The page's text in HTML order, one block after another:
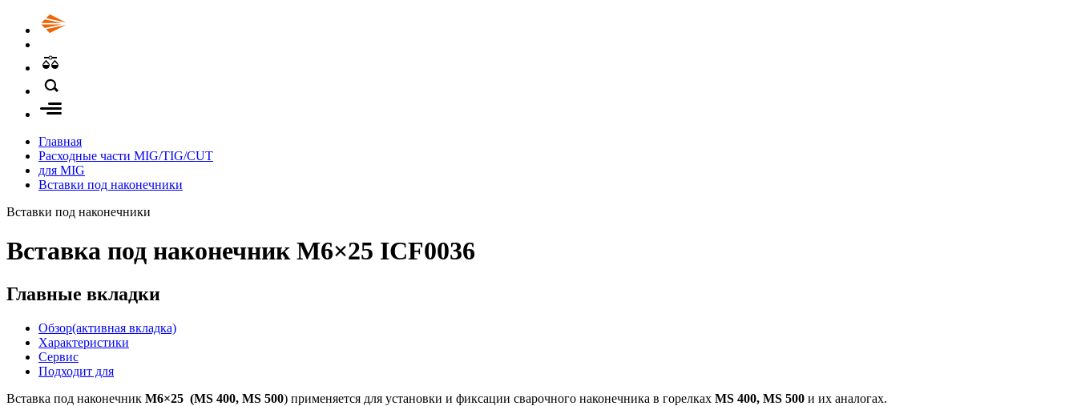
Главная
Расходные части MIG/TIG/CUT
для MIG
Вставки под наконечники
Вставки под наконечники
Вставка под наконечник M6×25 ICF0036
Главные вкладки
Обзор(активная вкладка)
Характеристики
Сервис
Подходит для
Вставка под наконечник M6×25 (MS 400, MS 500) применяется для установки и фиксации сварочного наконечника в горелках MS 400, MS 500 и их аналогах.